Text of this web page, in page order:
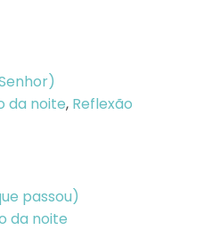
da noite, Reflexão
passou)
da noite